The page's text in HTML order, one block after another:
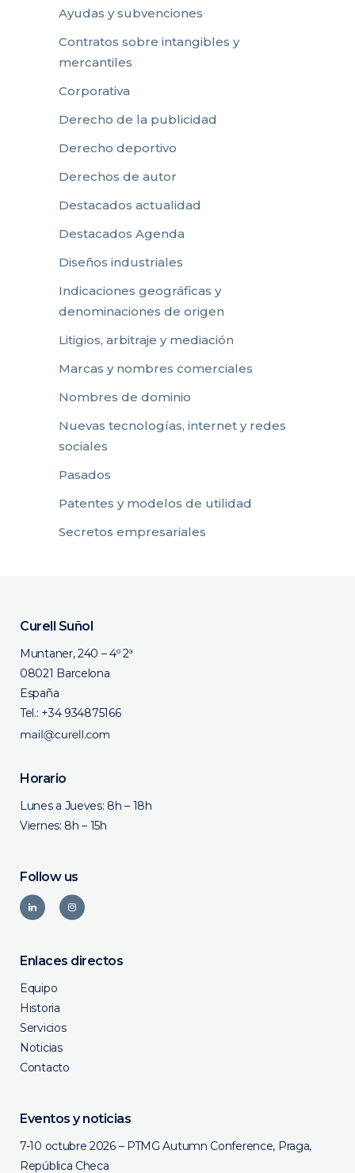
Ayudas y subvenciones
Contratos sobre intangibles y
mercantiles
Corporativa
Derecho de la publicidad
Derecho deportivo
Derechos de autor
Destacados actualidad
Destacados Agenda
Diseños industriales
Indicaciones geográficas y
denominaciones de origen
Litigios, arbitraje y mediación
Marcas y nombres comerciales
Nombres de dominio
Nuevas tecnologías, internet y redes
sociales
Pasados
Patentes y modelos de utilidad
Secretos empresariales
Curell Suñol
Muntaner, 240 – 4º 2ª
08021 Barcelona
España
Tel.: +34 934875166
Horario
Lunes a Jueves: 8h – 18h
Viernes: 8h – 15h
Follow us
Enlaces directos
Equipo
Historia
Servicios
Noticias
Contacto
Eventos y noticias
7-10 octubre 2026 – PTMG Autumn Conference, Praga,
República Checa